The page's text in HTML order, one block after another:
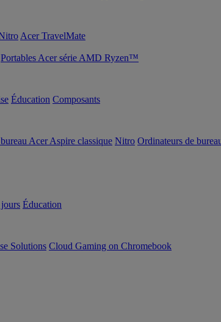
Acer TravelMate
Portables Acer série AMD Ryzen™
Éducation Composants
Acer Aspire classique Nitro Ordinateurs de
Éducation
Solutions Cloud Gaming on Chromebook